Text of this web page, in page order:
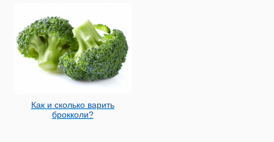
Как и сколько варить
брокколи?